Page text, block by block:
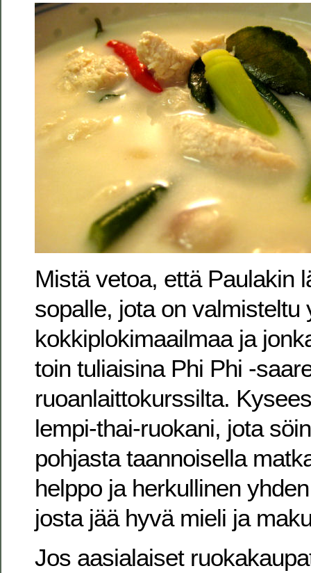
Mistä vetoa, että Paulakin
sopalle, jota on valmisteltu
kokkiplokimaailmaa ja
toin tuliaisina Phi Phi -
ruoanlaittokurssilta.
lempi-thai-ruokani, jota
pohjasta taannoisella
helppo ja herkullinen
josta jää hyvä mieli ja
Jos aasialaiset